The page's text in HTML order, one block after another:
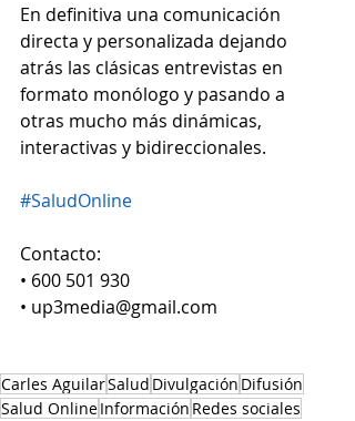
En definitiva una comunicación
directa y personalizada dejando
atrás las clásicas entrevistas en
formato monólogo y pasando a
otras mucho más dinámicas,
interactivas y bidireccionales.
#SaludOnline
Contacto:
• 600 501 930
• up3media@gmail.com
Carles AguilarSalud Divulgación Difusión
Salud OnlineInformación Redes sociales